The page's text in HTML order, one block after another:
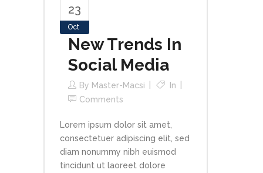
23
Oct
New Trends In
Social Media
By Master-Macsi
In
Comments
Lorem ipsum dolor sit amet,
consectetuer adipiscing elit, sed
diam nonummy nibh euismod
tincidunt ut laoreet dolore